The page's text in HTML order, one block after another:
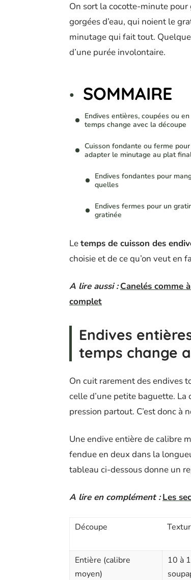
On sort la cocotte-minute pour
gorgées d’eau, qui noient le
minutage qui fait tout.
d’une purée involontaire.
SOMMAIRE
Endives entières, coupées ou
temps change avec la découpe
Cuisson fondante ou ferme
adapter le minutage au plat
Endives fondantes pour
quelles
Endives fermes pour un
gratinée
Letemps de cuisson des
choisie et de ce qu’on veut en
A lire aussi : Canelés comme
complet
Endives
temps change
On cuit rarement des endives
celle d’une petite baguette.
pression partout. C’est donc à
Une endive entière de calibre
fendue en deux dans la
tableau ci-dessous donne un
A lire en complément : Les
Découpe
Entière (calibre
moyen)
10 à